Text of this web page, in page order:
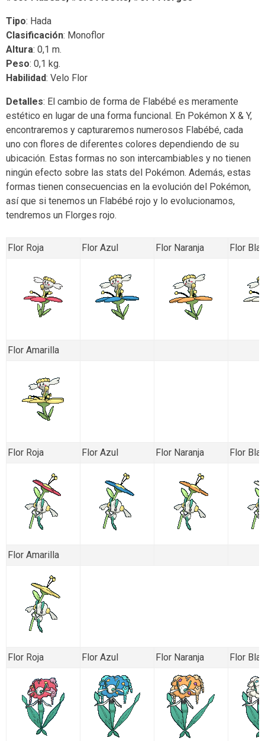
Tipo: Hada
Clasificación: Monoflor
Altura: 0,1 m.
Peso: 0,1 kg.
Habilidad: Velo Flor
Detalles: El cambio de forma de Flabébé es meramente
estético en lugar de una forma funcional. En Pokémon X & Y,
encontraremos y capturaremos numerosos Flabébé, cada
uno con flores de diferentes colores dependiendo de su
ubicación. Estas formas no son intercambiables y no tienen
ningún efecto sobre las stats del Pokémon. Además, estas
formas tienen consecuencias en la evolución del Pokémon,
así que si tenemos un Flabébé rojo y lo evolucionamos,
tendremos un Florges rojo.
Flor Roja Flor Azul Flor Naranja Flor
Flor Amarilla
Flor Roja Flor Azul Flor Naranja Flor
Flor Amarilla
Flor Roja Flor Azul Flor Naranja Flor